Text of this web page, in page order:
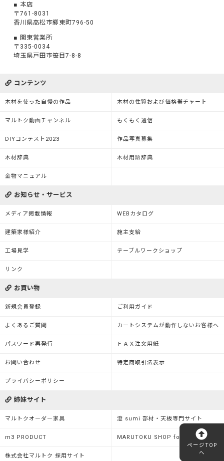
本店
〒761-8031
香川県高松市郷東町796-50
関東営業所
〒335-0034
埼玉県戸田市笹目7-8-8
コンテンツ
木材を使った自慢の作品 木材の性質および価格帯チャート
マルトク動画チャンネル もくもく通信
DIYコンテスト2023 作品写真募集
木材辞典 木材用語辞典
金物マニュアル
お知らせ・サービス
メディア掲載情報 WEBカタログ
建築家様紹介 施主支給
工場見学 テーブルワークショップ
リンク
お買い物
新規会員登録 ご利用ガイド
よくあるご質問 カートシステムが動作しないお客様へ
パスワード再発行 ＦＡＸ注文用紙
お問い合わせ 特定商取引法表示
プライバシーポリシー
姉妹サイト
マルトクオーダー家具 澄 sumi 部材・天板専門サイト
m3 PRODUCT MARUTOKU SHOP for Business
株式会社マルトク 採用サイト
ページTOP
へ